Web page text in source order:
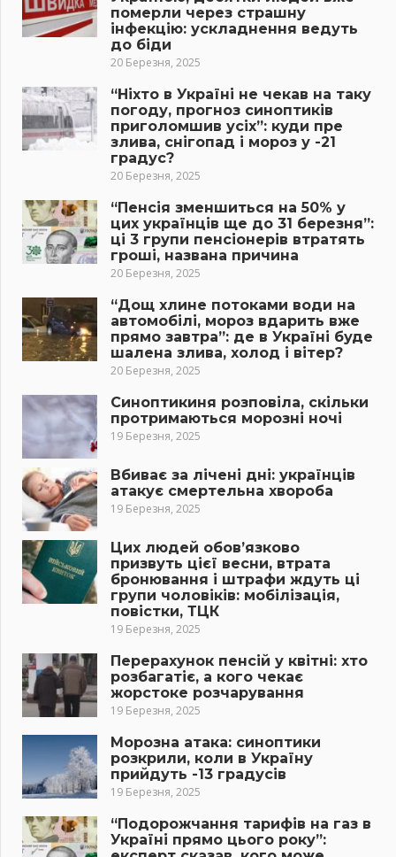
померли через страшну
інфекцію: ускладнення ведуть
до біди
20 Березня, 2025
“Ніхто в Україні не чекав на таку
погоду, прогноз синоптиків
приголомшив усіх”: куди пре
злива, снігопад і мороз у -21
градус?
20 Березня, 2025
“Пенсія зменшиться на 50% у
цих українців ще до 31 березня”:
ці 3 групи пенсіонерів втратять
гроші, названа причина
20 Березня, 2025
“Дощ хлине потоками води на
автомобілі, мороз вдарить вже
прямо завтра”: де в Україні буде
шалена злива, холод і вітер?
20 Березня, 2025
Синоптикиня розповіла, скільки
протримаються морозні ночі
19 Березня, 2025
Вбиває за лічені дні: українців
атакує смертельна хвороба
19 Березня, 2025
Цих людей обов’язково
призвуть цієї весни, втрата
бронювання і штрафи ждуть ці
групи чоловіків: мобілізація,
повістки, ТЦК
19 Березня, 2025
Перерахунок пенсій у квітні: хто
розбагатіє, а кого чекає
жорстоке розчарування
19 Березня, 2025
Морозна атака: синоптики
розкрили, коли в Україну
прийдуть -13 градусів
19 Березня, 2025
“Подорожчання тарифів на газ в
Україні прямо цього року”: